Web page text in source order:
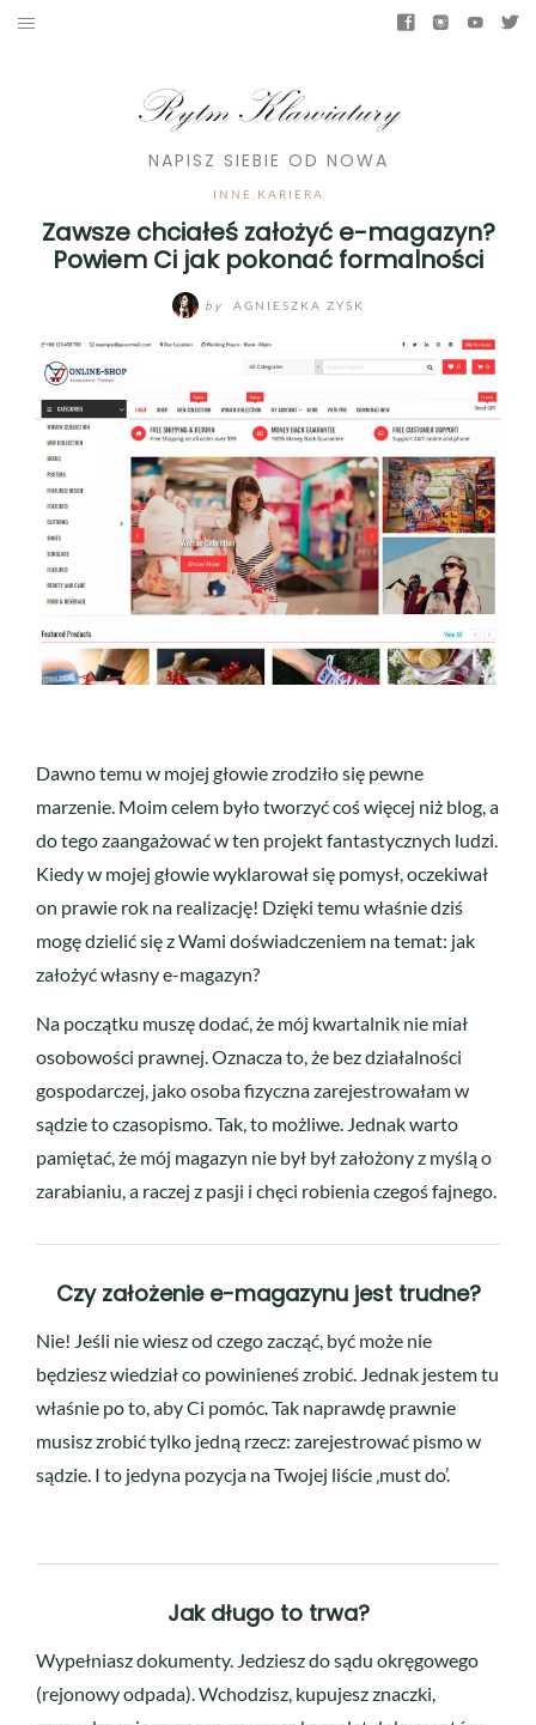
NAPISZ SIEBIE OD NOWA
INNE, KARIERA
Zawsze chciałeś założyć e-magazyn?
Powiem Ci jak pokonać formalności
by AGNIESZKA ZYŚK
Dawno temu w mojej głowie zrodziło się pewne
marzenie. Moim celem było tworzyć coś więcej niż blog, a
do tego zaangażować w ten projekt fantastycznych ludzi.
Kiedy w mojej głowie wyklarował się pomysł, oczekiwał
on prawie rok na realizację! Dzięki temu właśnie dziś
mogę dzielić się z Wami doświadczeniem na temat: jak
założyć własny e-magazyn?
Na początku muszę dodać, że mój kwartalnik nie miał
osobowości prawnej. Oznacza to, że bez działalności
gospodarczej, jako osoba fizyczna zarejestrowałam w
sądzie to czasopismo. Tak, to możliwe. Jednak warto
pamiętać, że mój magazyn nie był był założony z myślą o
zarabianiu, a raczej z pasji i chęci robienia czegoś fajnego.
Czy założenie e-magazynu jest trudne?
Nie! Jeśli nie wiesz od czego zacząć, być może nie
będziesz wiedział co powinieneś zrobić. Jednak jestem tu
właśnie po to, aby Ci pomóc. Tak naprawdę prawnie
musisz zrobić tylko jedną rzecz: zarejestrować pismo w
sądzie. I to jedyna pozycja na Twojej liście ‚must do’.
Jak długo to trwa?
Wypełniasz dokumenty. Jedziesz do sądu okręgowego
(rejonowy odpada). Wchodzisz, kupujesz znaczki,